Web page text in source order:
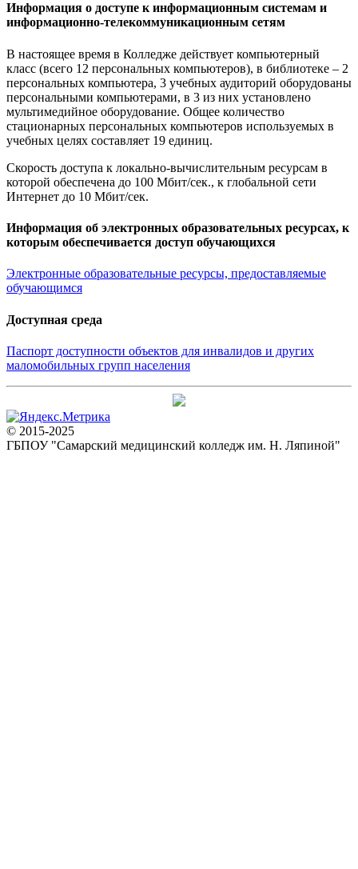
Информация о доступе к информационным системам и
информационно-телекоммуникационным сетям
В настоящее время в Колледже действует компьютерный
класс (всего 12 персональных компьютеров), в библиотеке – 2
персональных компьютера, 3 учебных аудиторий оборудованы
персональными компьютерами, в 3 из них установлено
мультимедийное оборудование. Общее количество
стационарных персональных компьютеров используемых в
учебных целях составляет 19 единиц.
Скорость доступа к локально-вычислительным ресурсам в
которой обеспечена до 100 Мбит/сек., к глобальной сети
Интернет до 10 Мбит/сек.
Информация об электронных образовательных ресурсах, к
которым обеспечивается доступ обучающихся
Электронные образовательные ресурсы, предоставляемые
обучающимся
Доступная среда
Паспорт доступности объектов для инвалидов и других
маломобильных групп населения
© 2015-2025
ГБПОУ "Самарский медицинский колледж им. Н. Ляпиной"